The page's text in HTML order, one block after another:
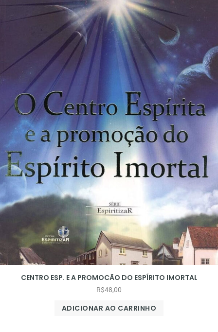
CENTRO ESP. E A PROMOCÃO DO ESPÍRITO IMORTAL
R$48,00
ADICIONAR AO CARRINHO